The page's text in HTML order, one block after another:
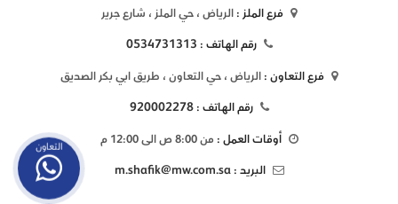
فرع الملز :الرياض ، حي الملز ، شارع جرير
رقم الهاتف :0534731313
فرع التعاون :الرياض ، حي التعاون ، طريق ابي بكر الصديق
رقم الهاتف :920002278
أوقات العمل :من 8:00 ص الى 12:00 م
البريد :m.shafik@mw.com.sa
التعاون